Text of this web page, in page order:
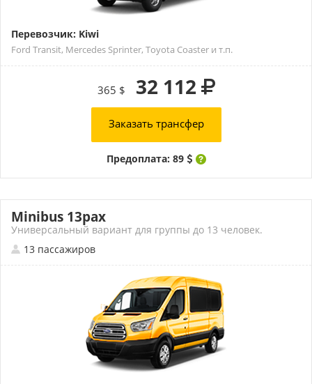
Перевозчик: Kiwi
Ford Transit, Mercedes Sprinter, Toyota Coaster и т.п.
365 $ 32 112
Заказать трансфер
Предоплата: 89
Minibus 13pax
Универсальный вариант для группы до 13 человек.
13 пассажиров